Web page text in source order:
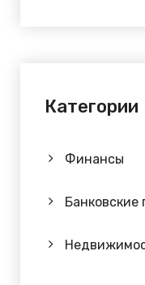
Категории
Финансы
Банковские